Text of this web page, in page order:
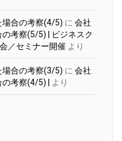
場合の考察(4/5) に 会社
考察(5/5) | ビジネスク
／セミナー開催 より
場合の考察(3/5) に 会社
考察(4/5) |
より